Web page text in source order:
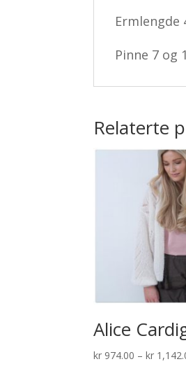
Ermlengde
Pinne 7 og
Relaterte
Alice
kr 974.00 – kr